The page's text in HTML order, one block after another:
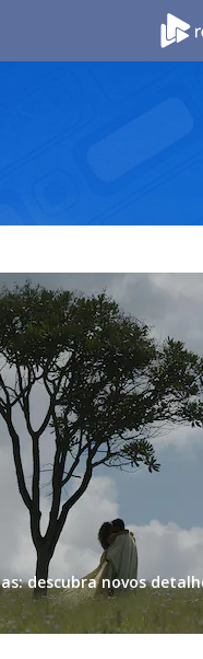
descubra novos